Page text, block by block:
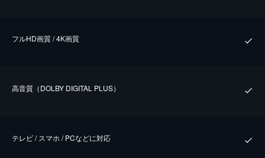
フルHD画質 / 4K画質
⾼⾳質（DOLBY DIGITAL PLUS）
テレビ / スマホ / PCなどに対応